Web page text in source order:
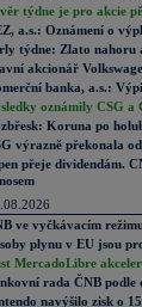
týdne je pro akcie
a.s.: Oznámení o
týdne: Zlato nahoru
akcionář
banka, a.s.:
oznámily CSG
Koruna po
výrazně překonala
přeje dividendám.
ve vyčkávacím
plynu v EU jsou
MercadoLibre
rada ČNB podle
navýšilo zisk o